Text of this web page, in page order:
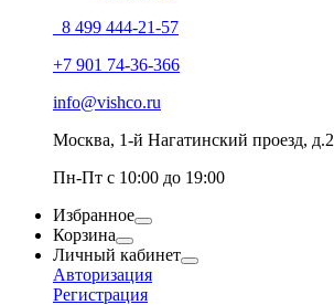
8 499 444-21-57
+7 901 74-36-366
info@vishco.ru
Москва, 1-й Нагатинский проезд, д.2
Пн-Пт с 10:00 до 19:00
Избранное
Корзина
Личный кабинет
Авторизация
Регистрация